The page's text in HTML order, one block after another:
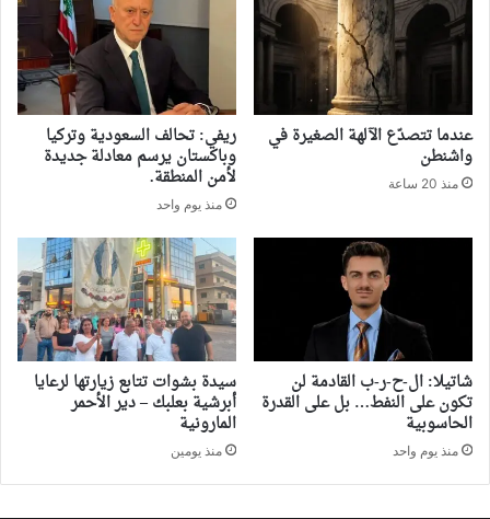
‏عندما تتصدّع الآلهة الصغيرة في
واشنطن
منذ 20 ساعة
ريفي: تحالف السعودية وتركيا
وباكستان يرسم معادلة جديدة
لأمن المنطقة.
منذ يوم واحد
شاتيلا: ال-ح-ر-ب القادمة لن
تكون على النفط… بل على القدرة
الحاسوبية
منذ يوم واحد
سيدة بشوات تتابع زيارتها لرعايا
أبرشية بعلبك – دير الأحمر
المارونية
منذ يومين